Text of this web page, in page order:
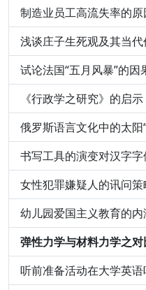
制造业员工高流失率的
浅谈庄子生死观及其当代
试论法国“五月风暴”的因
《行政学之研究》的启示
俄罗斯语言文化中的太阳
书写工具的演变对汉字
女性犯罪嫌疑人的讯问
幼儿园爱国主义教育的
弹性力学与材料力学之对
听前准备活动在大学英